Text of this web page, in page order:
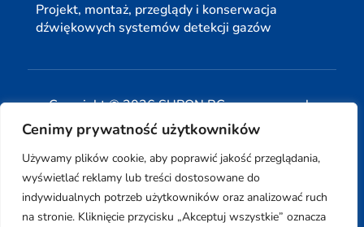
Cenimy prywatność użytkowników
Używamy plików cookie, aby poprawić jakość przeglądania,
wyświetlać reklamy lub treści dostosowane do
indywidualnych potrzeb użytkowników oraz analizować ruch
na stronie. Kliknięcie przycisku „Akceptuj wszystkie” oznacza
Projekt, montaż, przeglądy i konserwacja
dźwiękowych systemów detekcji gazów
Copyright © 2026 SUPON BC sp, z o. o. sp. k.
| Realizacja: www.woh.group